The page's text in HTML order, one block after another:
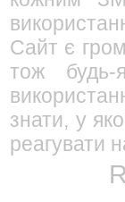
Сайт є
тож будь-
знати, у
реагувати